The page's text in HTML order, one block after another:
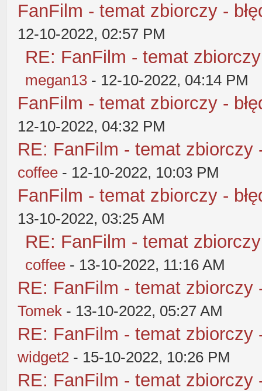
FanFilm - temat zbiorczy -
12-10-2022, 02:57 PM
RE: FanFilm - temat
megan13 - 12-10-2022, 04:14 PM
FanFilm - temat zbiorczy -
12-10-2022, 04:32 PM
RE: FanFilm - temat zbiorczy
coffee - 12-10-2022, 10:03 PM
FanFilm - temat zbiorczy -
13-10-2022, 03:25 AM
RE: FanFilm - temat
coffee - 13-10-2022, 11:16 AM
RE: FanFilm - temat zbiorczy
Tomek - 13-10-2022, 05:27 AM
RE: FanFilm - temat zbiorczy
widget2 - 15-10-2022, 10:26 PM
RE: FanFilm - temat zbiorczy